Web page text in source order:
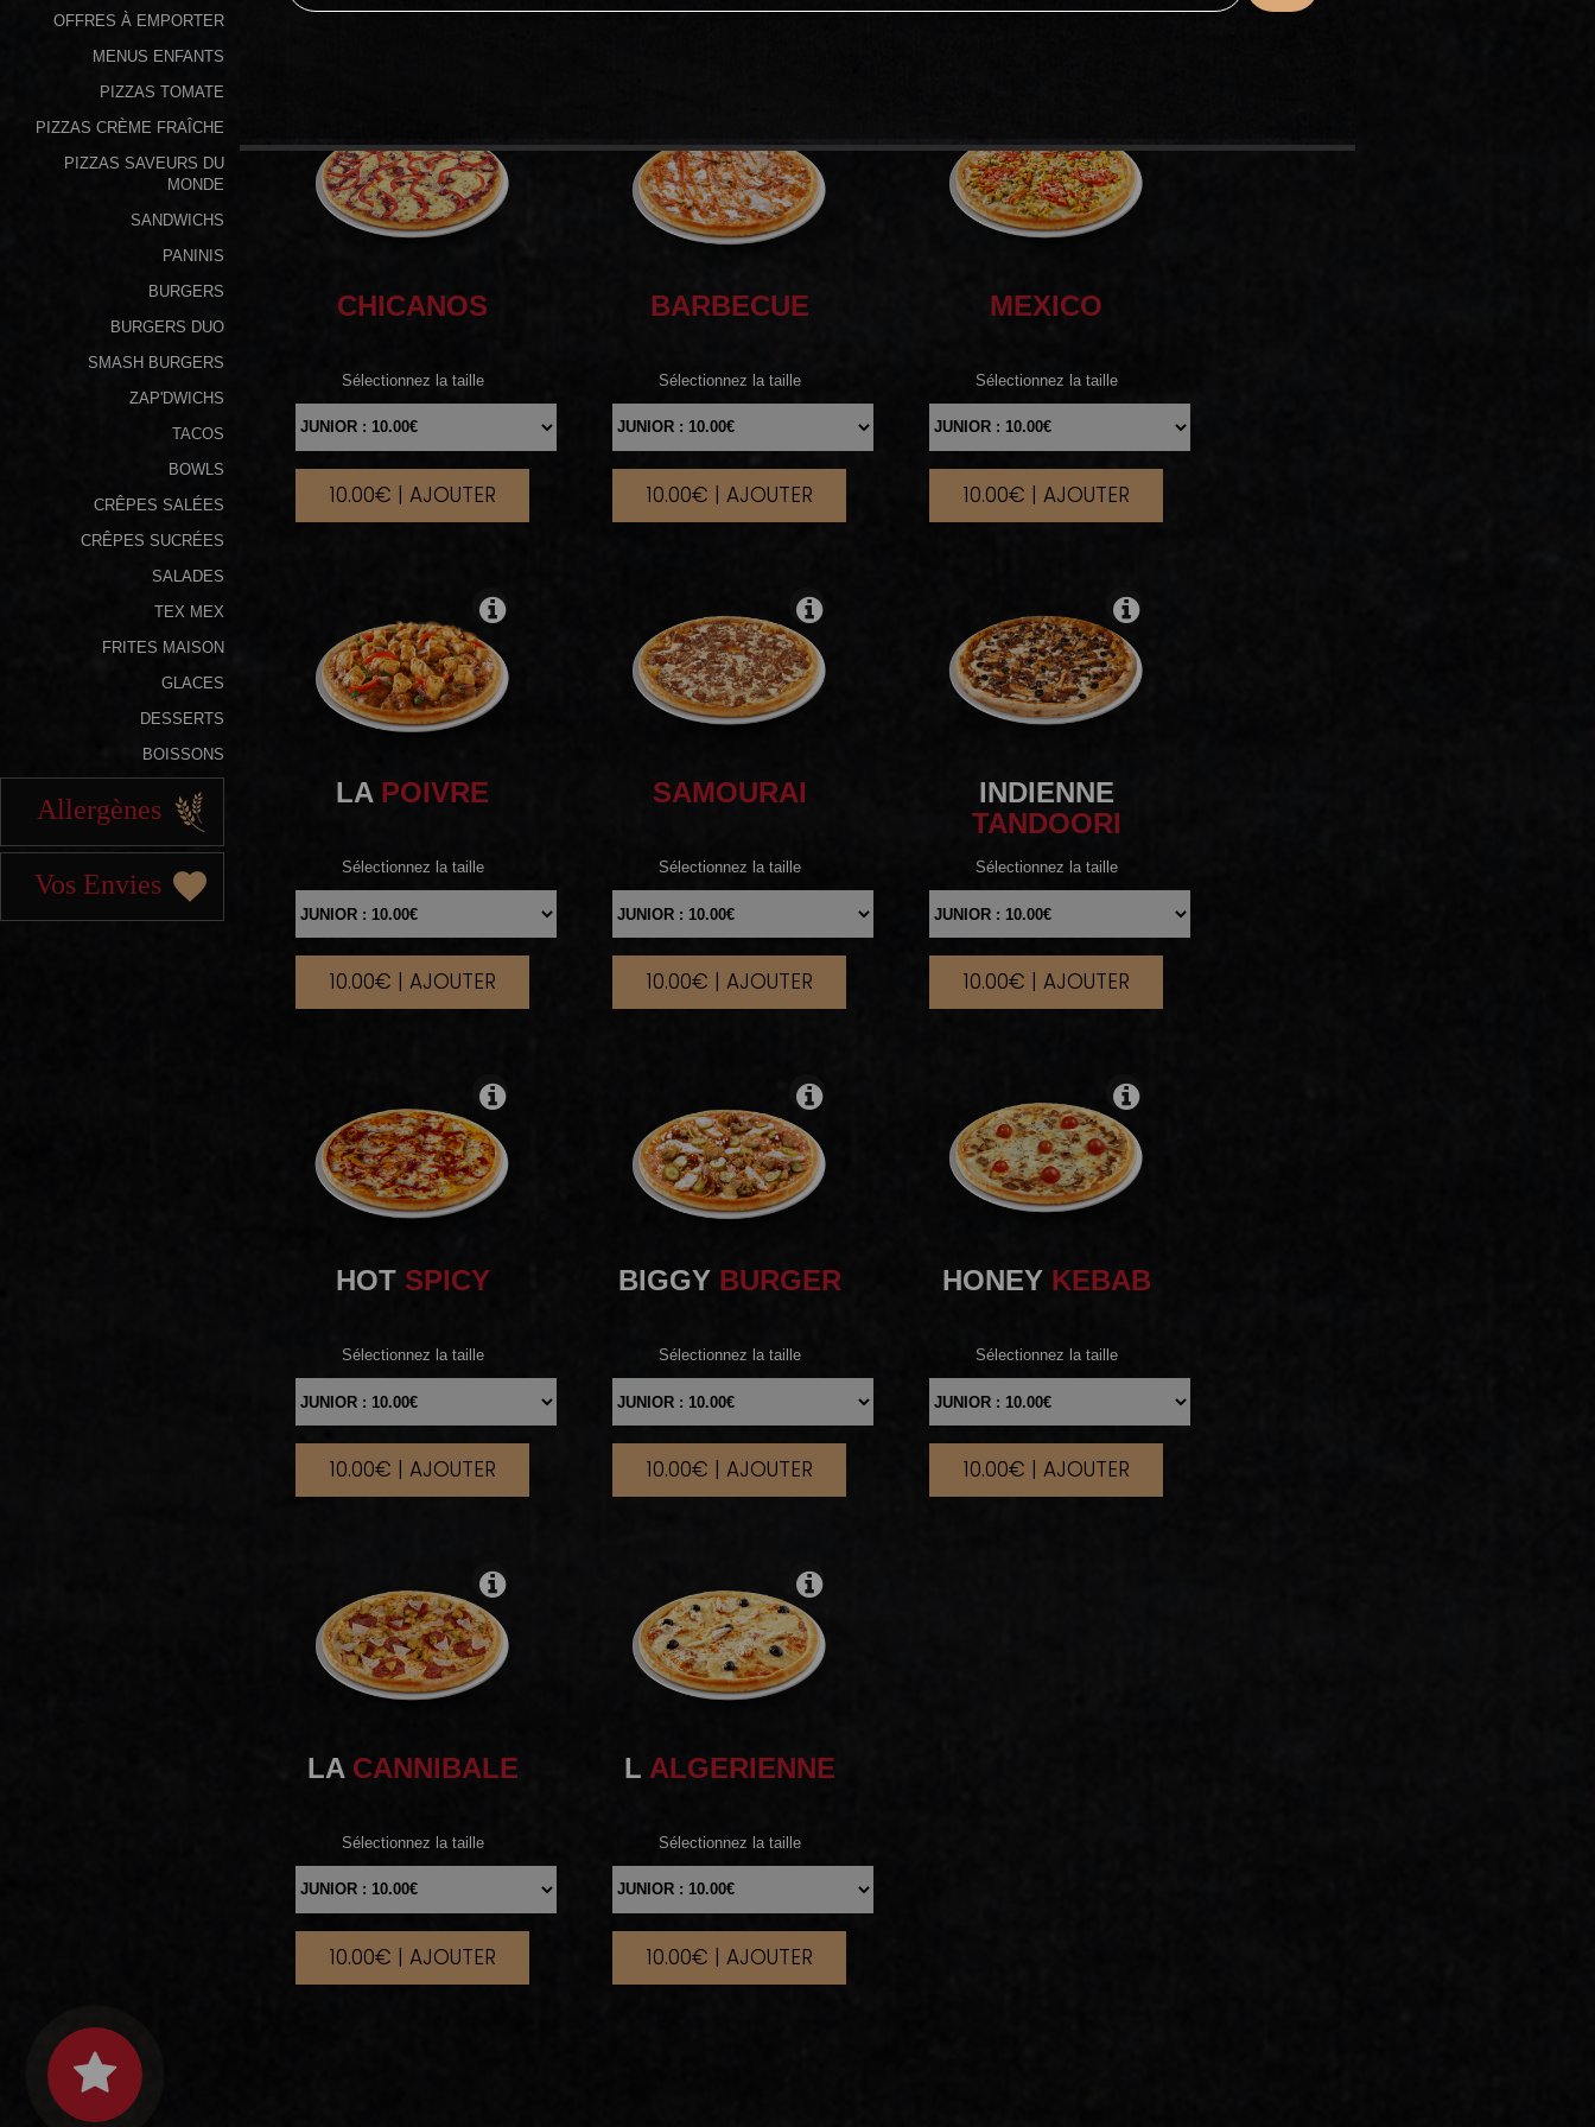
Fidélité
Vos
Avis
Zones
Livraison
OFFRES À EMPORTER
MENUS ENFANTS
PIZZAS TOMATE
PIZZAS CRÈME FRAÎCHE
PIZZAS SAVEURS DU
MONDE
SANDWICHS
PANINIS
BURGERS
BURGERS DUO
SMASH BURGERS
ZAP'DWICHS
TACOS
BOWLS
CRÊPES SALÉES
CRÊPES SUCRÉES
SALADES
TEX MEX
FRITES MAISON
GLACES
DESSERTS
BOISSONS
Allergènes
Vos Envies
CHICANOS
Sélectionnez la taille
|
10.00€ | AJOUTER
BARBECUE
Sélectionnez la taille
|
10.00€ | AJOUTER
MEXICO
Sélectionnez la taille
|
10.00€ | AJOUTER
LAPOIVRE
Sélectionnez la taille
|
10.00€ | AJOUTER
SAMOURAI
Sélectionnez la taille
|
10.00€ | AJOUTER
INDIENNE
TANDOORI
Sélectionnez la taille
|
10.00€ | AJOUTER
HOTSPICY
Sélectionnez la taille
|
10.00€ | AJOUTER
BIGGYBURGER
Sélectionnez la taille
|
10.00€ | AJOUTER
HONEYKEBAB
Sélectionnez la taille
|
10.00€ | AJOUTER
LACANNIBALE
Sélectionnez la taille
|
10.00€ | AJOUTER
L ALGERIENNE
Sélectionnez la taille
|
10.00€ | AJOUTER